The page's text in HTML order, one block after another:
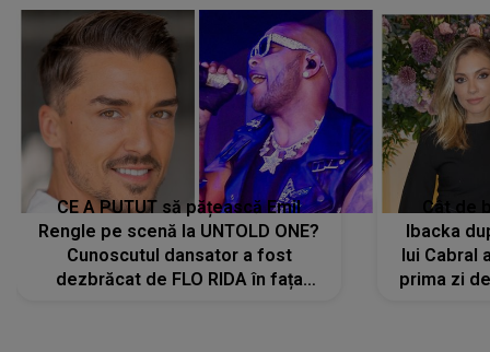
CE A PUTUT să pățească Emil
Rengle pe scenă la UNTOLD ONE?
Cunoscutul dansator a fost
dezbrăcat de FLO RIDA în fața
Cât de
Ibacka
lui Cabral
prima zi